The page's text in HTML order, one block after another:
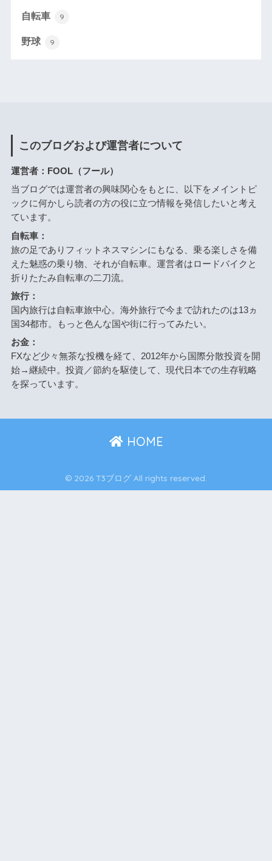
自転車 9
野球 9
このブログおよび運営者について
運営者：FOOL（フール）
当ブログでは運営者の興味関心をもとに、以下をメイントピ
ックに何かしら読者の方の役に立つ情報を発信したいと考え
ています。
自転車：
旅の足でありフィットネスマシンにもなる、乗る楽しさを備
えた魅惑の乗り物、それが自転車。運営者はロードバイクと
折りたたみ自転車の二刀流。
旅行：
国内旅行は自転車旅中心。海外旅行で今まで訪れたのは13ヵ
国34都市。もっと色んな国や街に行ってみたい。
お金：
FXなど少々無茶な投機を経て、2012年から国際分散投資を開
始→継続中。投資／節約を駆使して、現代日本での生存戦略
を探っています。
HOME
© 2026 T3ブログ All rights reserved.